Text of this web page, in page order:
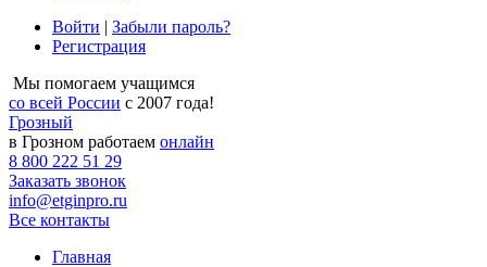
Войти | Забыли пароль?
Регистрация
Мы помогаем учащимся
со всей России с 2007 года!
Грозный
в Грозном работаем онлайн
8 800 222 51 29
Заказать звонок
info@etginpro.ru
Все контакты
Главная